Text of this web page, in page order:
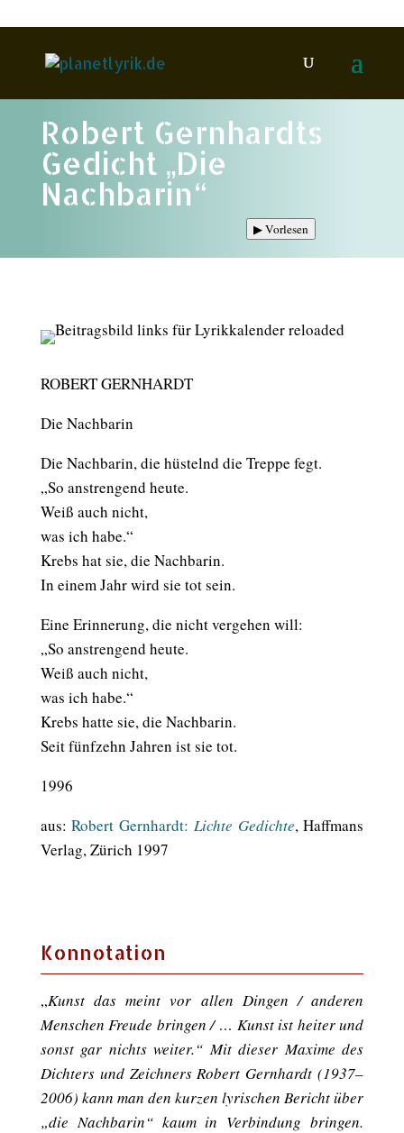
Robert Gernhardts
Gedicht „Die
Nachbarin“
▶Vorlesen
ROBERT GERNHARDT
Die Nachbarin
Die Nachbarin, die hüstelnd die Treppe fegt.
„So anstrengend heute.
Weiß auch nicht,
was ich habe.“
Krebs hat sie, die Nachbarin.
In einem Jahr wird sie tot sein.
Eine Erinnerung, die nicht vergehen will:
„So anstrengend heute.
Weiß auch nicht,
was ich habe.“
Krebs hatte sie, die Nachbarin.
Seit fünfzehn Jahren ist sie tot.
1996
aus:Robert Gernhardt: Lichte Gedichte, Haffmans
Verlag, Zürich 1997
Konnotation
„Kunst das meint vor allen Dingen / anderen
Menschen Freude bringen / … Kunst ist heiter und
sonst gar nichts weiter.“ Mit dieser Maxime des
Dichters und Zeichners Robert Gernhardt (1937–
2006) kann man den kurzen lyrischen Bericht über
„die Nachbarin“ kaum in Verbindung bringen.